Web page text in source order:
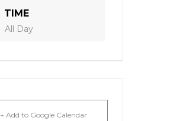
TIME
All Day
+ Add to Google Calendar